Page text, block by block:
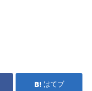
はてブ